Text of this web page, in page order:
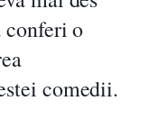
conferi o
comedii.